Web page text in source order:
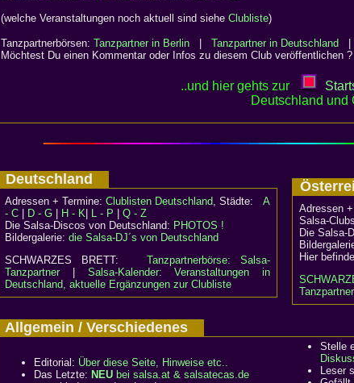
(welche Veranstaltungen noch aktuell sind siehe Clubliste)
Tanzpartnerbörsen: Tanzpartner in Berlin Tanzpartner in Deutschland
Möchtest Du einen Kommentar oder Infos zu diesem Club veröffentlichen
..und hier gehts zur
Deutschland und
Deutschland
Adressen + Termine: Clublisten Deutschland, Städte: A
- C
D - G H - K L - P
Q - Z
Die Salsa-Discos von Deutschland: PHOTOS !
Bildergalerie: die Salsa-DJ´s von Deutschland
SCHWARZES BRETT:Tanzpartnerbörse: Salsa-
Tanzpartner| Salsa-Kalender: Veranstaltungen in
Deutschland, aktuelle Ergänzungen zur Clubliste
Adressen
Salsa-
Die Salsa-
Hier
Allgemein / Verschiedenes
Editorial: Über diese Seite, Hinweise etc..
Das Letzte: NEU bei salsa.at & salsatecas.de
Stelle
Leser